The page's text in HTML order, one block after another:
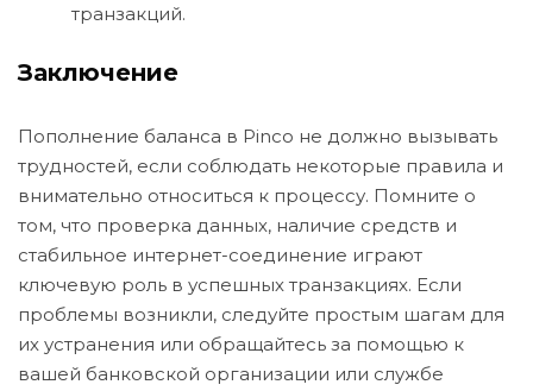
транзакций.
Заключение
Пополнение баланса в Pinco не должно вызывать
трудностей, если соблюдать некоторые правила и
внимательно относиться к процессу. Помните о
том, что проверка данных, наличие средств и
стабильное интернет-соединение играют
ключевую роль в успешных транзакциях. Если
проблемы возникли, следуйте простым шагам для
их устранения или обращайтесь за помощью к
вашей банковской организации или службе